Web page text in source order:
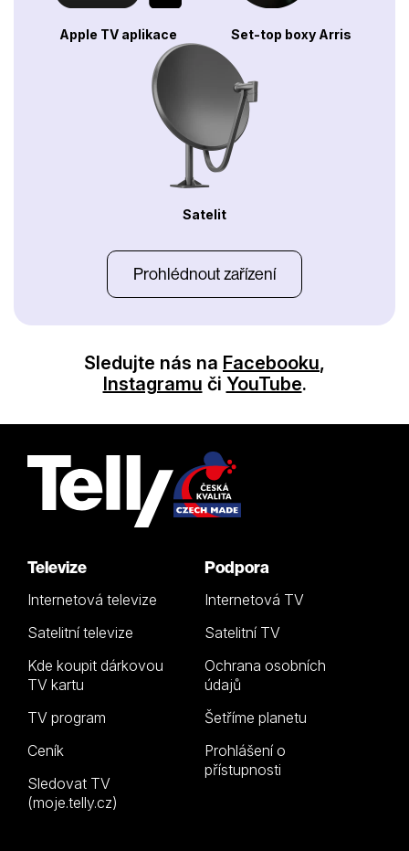
Apple TV aplikace Set-top boxy Arris
Satelit
Prohlédnout zařízení
Sledujte nás na Facebooku,
Instagramu či YouTube.
Televize
Internetová televize
Satelitní televize
Kde koupit dárkovou
TV kartu
TV program
Ceník
Sledovat TV
(moje.telly.cz)
Podpora
Internetová TV
Satelitní TV
Ochrana osobních
údajů
Šetříme planetu
Prohlášení o
přístupnosti